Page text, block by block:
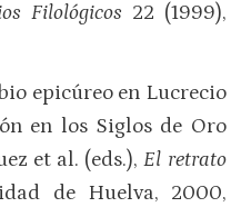
Filológicos 22 (1999),
epicúreo en Lucrecio
en los Siglos de Oro
et al. (eds.),El retrato
de Huelva, 2000,